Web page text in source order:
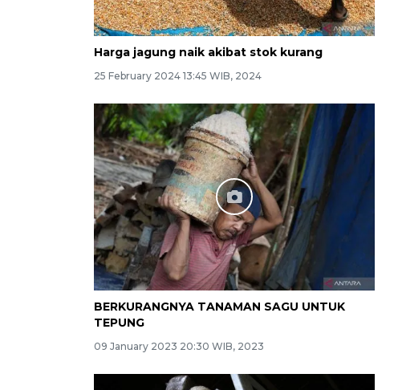
Harga jagung naik akibat stok kurang
25 February 2024 13:45 WIB, 2024
BERKURANGNYA TANAMAN SAGU UNTUK
TEPUNG
09 January 2023 20:30 WIB, 2023